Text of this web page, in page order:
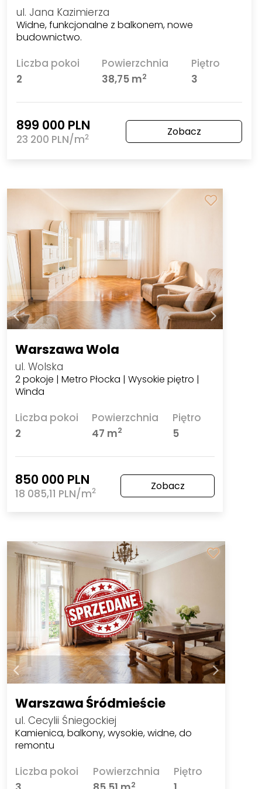
ul. Jana Kazimierza
Widne, funkcjonalne z balkonem, nowe
budownictwo.
Liczba pokoi
2
Powierzchnia
38,75 m2
Piętro
3
899 000 PLN
23 200 PLN/m2 Zobacz
Warszawa Wola
ul. Wolska
2 pokoje | Metro Płocka | Wysokie piętro |
Winda
Liczba pokoi
2
Powierzchnia
47 m2
Piętro
5
850 000 PLN
18 085,11 PLN/m2 Zobacz
Warszawa Śródmieście
ul. Cecylii Śniegockiej
Kamienica, balkony, wysokie, widne, do
remontu
Liczba pokoi
Powierzchnia
2
Piętro